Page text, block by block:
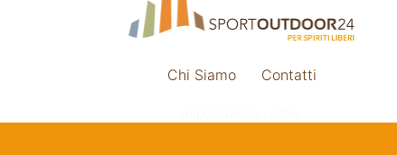
Chi Siamo Contatti